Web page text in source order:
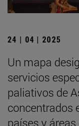
24 | 04 | 2025
Un mapa
servicios
paliativos de
concentrados
países y